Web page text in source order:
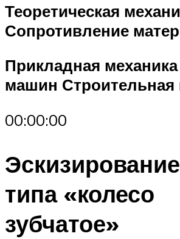
Теоретическая
Сопротивление
Прикладная механика
машин Строительная
00:00:00
типа «колесо
зубчатое»